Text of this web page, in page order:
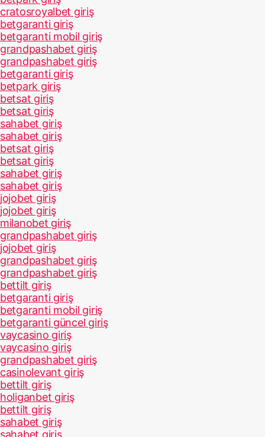
cratosroyalbet giriş
betgaranti giriş
betgaranti mobil giriş
grandpashabet giriş
grandpashabet giriş
betgaranti giriş
betpark giriş
betsat giriş
betsat giriş
sahabet giriş
sahabet giriş
betsat giriş
betsat giriş
sahabet giriş
sahabet giriş
jojobet giriş
jojobet giriş
milanobet giriş
grandpashabet giriş
jojobet giriş
grandpashabet giriş
grandpashabet giriş
bettilt giriş
betgaranti giriş
betgaranti mobil giriş
betgaranti güncel giriş
vaycasino giriş
vaycasino giriş
grandpashabet giriş
casinolevant giriş
bettilt giriş
holiganbet giriş
bettilt giriş
sahabet giriş
sahabet giriş